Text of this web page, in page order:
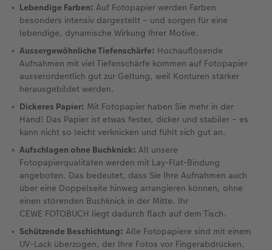
Lebendige Farben: Auf Fotopapier werden Farben
besonders intensiv dargestellt – und sorgen für eine
lebendige, dynamische Wirkung Ihrer Motive.
Aussergewöhnliche Tiefenschärfe: Hochauflösende
Aufnahmen mit viel Tiefenschärfe kommen auf Fotopapier
ausserordentlich gut zur Geltung, weil Konturen stärker
herausgebildet werden.
Dickeres Papier: Mit Fotopapier haben Sie mehr in der
Hand! Das Papier ist etwas fester, dicker und stabiler – es
kann nicht so leicht verknicken und fühlt sich gut an.
Aufschlagen ohne Buchknick: All unsere
Fotopapierqualitäten werden mit Lay-Flat-Bindung
angeboten. Das bedeutet, dass Sie Ihre Aufnahmen auch
über eine Doppelseite hinweg arrangieren können, ohne
einen störenden Buchknick in der Mitte. Ihr
CEWE FOTOBUCH liegt dadurch flach auf dem Tisch.
Schützende Beschichtung: Alle Fotopapiere sind mit einem
UV-Lack überzogen, der Ihre Fotos vor Fingerabdrücken,